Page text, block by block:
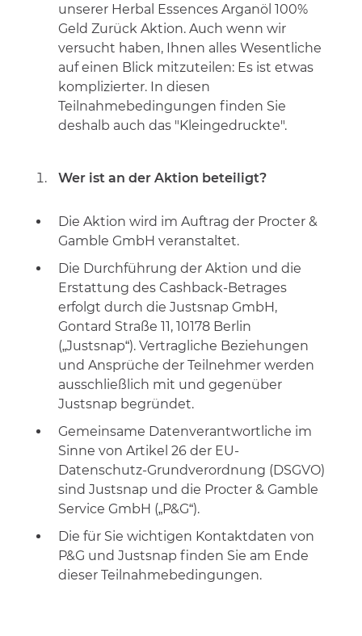
unserer Herbal Essences Arganöl 100%
Geld Zurück Aktion. Auch wenn wir
versucht haben, Ihnen alles Wesentliche
auf einen Blick mitzuteilen: Es ist etwas
komplizierter. In diesen
Teilnahmebedingungen finden Sie
deshalb auch das "Kleingedruckte".
Wer ist an der Aktion beteiligt?
Die Aktion wird im Auftrag der Procter &
Gamble GmbH veranstaltet.
Die Durchführung der Aktion und die
Erstattung des Cashback-Betrages
erfolgt durch die Justsnap GmbH,
Gontard Straße 11, 10178 Berlin
(„Justsnap“). Vertragliche Beziehungen
und Ansprüche der Teilnehmer werden
ausschließlich mit und gegenüber
Justsnap begründet.
Gemeinsame Datenverantwortliche im
Sinne von Artikel 26 der EU-
Datenschutz-Grundverordnung (DSGVO)
sind Justsnap und die Procter & Gamble
Service GmbH („P&G“).
Die für Sie wichtigen Kontaktdaten von
P&G und Justsnap finden Sie am Ende
dieser Teilnahmebedingungen.